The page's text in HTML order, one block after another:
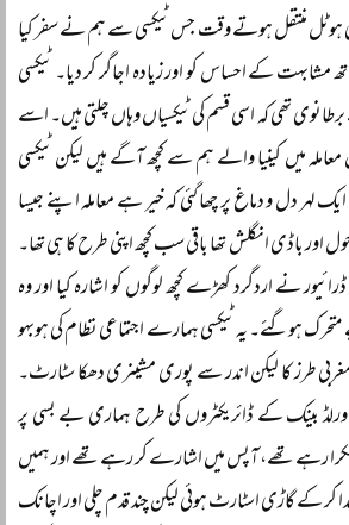
ہوٹل منتقل ہوتے وقت جس ٹیکسی سے ہم نے سفر کیا
کے احساس کو اور زیادہ اجاگر کر دیا۔ ٹیکسی
تھی کہ اسی قسم کی ٹیکسیاں وہاں چلتی ہیں۔ اسے
میں کینیا والے ہم سے کچھ آگے ہیں لیکن ٹیکسی
لہر دل و دماغ پر چھا گئی کہ خیر ہے معاملہ اپنے جیسا
باڈی انگلش تھا باقی سب کچھ اپنی طرح کا ہی تھا۔
نے اردگرد کھڑے کچھ لوگوں کو اشارہ کیا اور وہ
ہوگئے۔ یہ ٹیکسی ہمارے اجتماعی نظام کی ہوبہو
طرز کا لیکن اندر سے پوری مشینری دھکا سٹارٹ۔
بینک کے ڈائریکٹروں کی طرح ہماری بے بسی پر
رہے تھے، آپس میں اشارے کر رہے تھے اور ہمیں
کے گاڑی اسٹارٹ ہوئی لیکن چند قدم چلی اور اچانک